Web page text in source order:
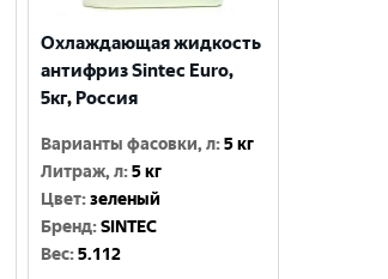
Охлаждающая жидкость
антифриз Sintec Euro,
5кг, Россия
Варианты фасовки, л:5 кг
Литраж, л:5 кг
Цвет:зеленый
Бренд:SINTEC
Вес:5.112